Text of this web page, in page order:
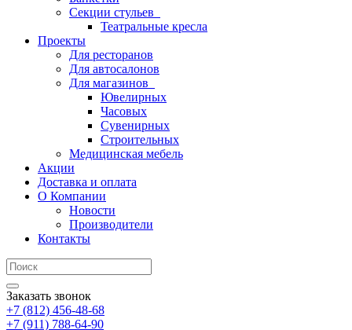
Секции стульев
Театральные кресла
Проекты
Для ресторанов
Для автосалонов
Для магазинов
Ювелирных
Часовых
Сувенирных
Строительных
Медицинская мебель
Акции
Доставка и оплата
О Компании
Новости
Производители
Контакты
Заказать звонок
+7 (812) 456-48-68
+7 (911) 788-64-90